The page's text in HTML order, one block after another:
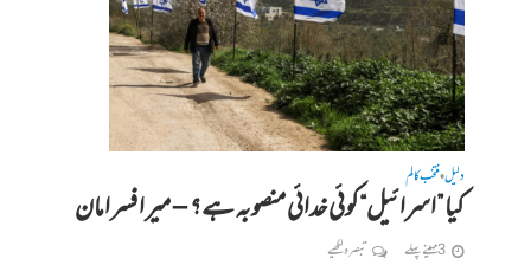
دلیل•منتخب کالم
کیا ”اسرائیل“کوئی خدائی منصوبہ ہے؟ – میر افسر امان
3 مہینے پہلے تبصرہ لکھیے